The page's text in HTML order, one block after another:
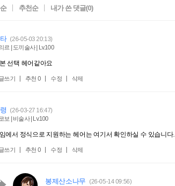
추천순 내가 쓴 댓글(0)
(26-05-03 20:13)
르 | 도끼술사 | Lv.100
선택 헤어같아요
쓰기 추천 0 수정 삭제
(26-03-27 16:47)
보 | 비술사 | Lv.100
에서 정식으로 지원하는 헤어는 여기서 확인하실 수 있습니다.
쓰기 추천 0 수정 삭제
봉제산소나무 (26-05-14 09:56)